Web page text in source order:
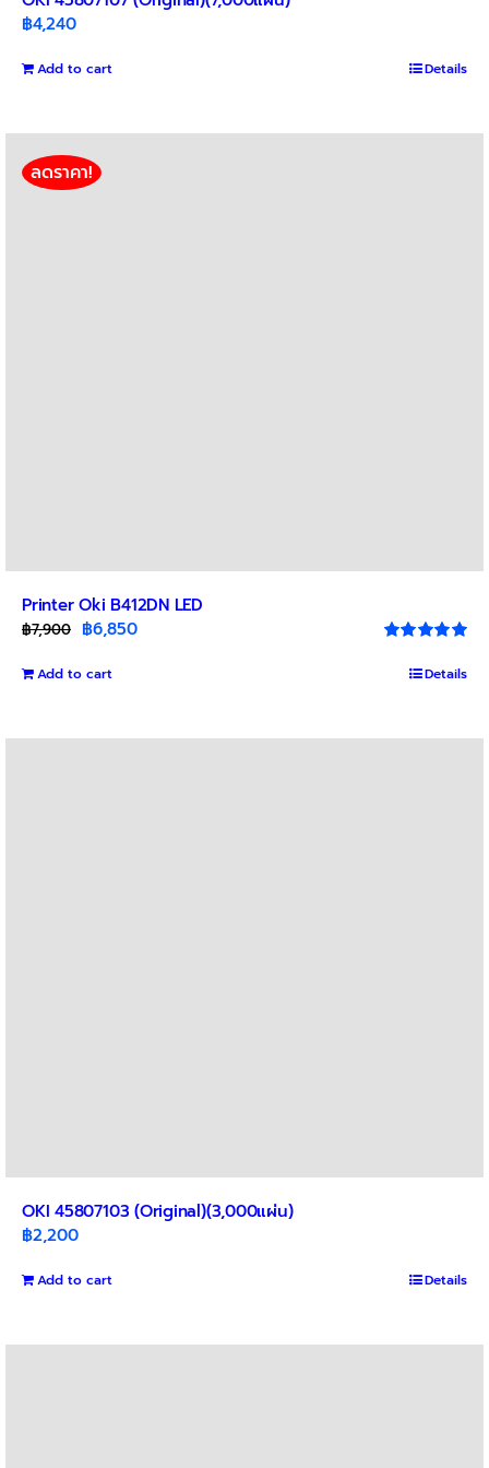
฿4,240
Add to cart Details
ลดราคา!
Printer Oki B412DN LED
out of 5
฿7,900 Original
was:
฿6,850Current
Add to cart Details
OKI 45807103 (Original)(3,000แผ่น)
฿2,200
Add to cart Details